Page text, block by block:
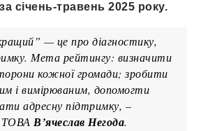
січень-травень 2025 року.
— це про діагностику,
Мета рейтингу: визначити
кожної громади; зробити
і вимірюваним, допомогти
адресну підтримку, –
ТОВА В’ячеслав Негода.